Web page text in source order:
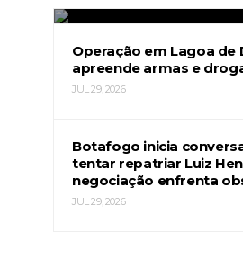
Operação em Lagoa de
apreende armas e
JUL 29, 2026
Botafogo inicia
tentar repatriar Luiz
negociação enfrenta
JUL 29, 2026